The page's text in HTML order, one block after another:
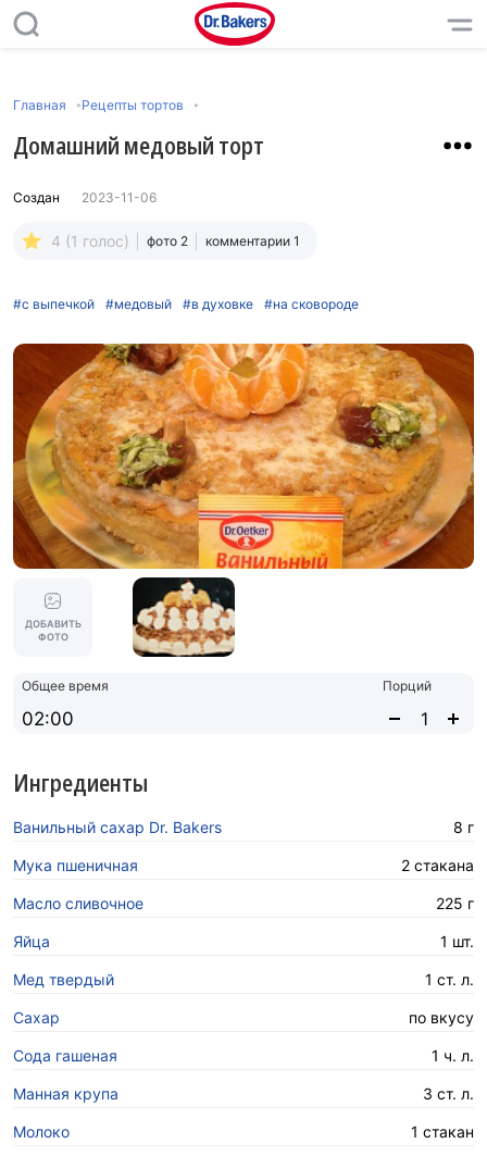
Главная Рецепты тортов
Домашний медовый торт
Создан 2023-11-06
4 (1 голос) фото 2 комментарии 1
#с выпечкой #медовый #в духовке #на сковороде
ДОБАВИТЬ
ФОТО
Общее время
02:00
Порций
Ингредиенты
Ванильный сахар Dr. Bakers 8 г
Мука пшеничная 2 стакана
Масло сливочное 225 г
Яйца 1 шт.
Мед твердый 1 ст. л.
Сахар по вкусу
Сода гашеная 1 ч. л.
Манная крупа 3 ст. л.
Молоко 1 стакан